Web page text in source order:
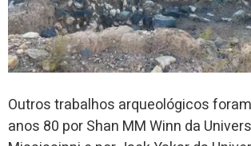
Outros trabalhos arqueológicos
anos 80 por Shan MM Winn da